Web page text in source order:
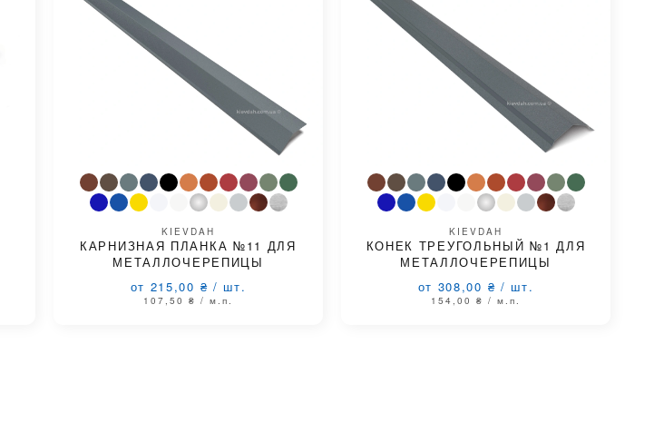
KIEVDAH
КАРНИЗНАЯ ПЛАНКА №11 ДЛЯ
МЕТАЛЛОЧЕРЕПИЦЫ
от 215,00 ₴ / шт.
107,50 ₴ / м.п.
KIEVDAH
КОНЕК ТРЕУГОЛЬНЫЙ №1 ДЛЯ
МЕТАЛЛОЧЕРЕПИЦЫ
от 308,00 ₴ / шт.
154,00 ₴ / м.п.